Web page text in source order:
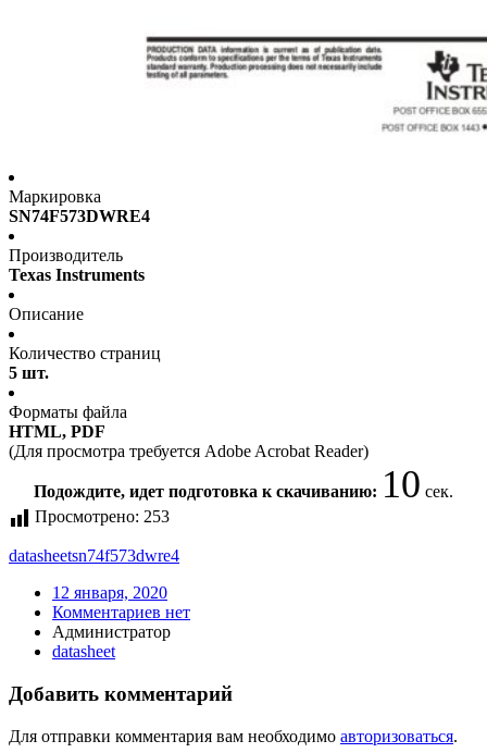
Маркировка
SN74F573DWRE4
Производитель
Texas Instruments
Описание
Количество страниц
5 шт.
Форматы файла
HTML, PDF
(Для просмотра требуется Adobe Acrobat Reader)
Подождите, идет подготовка к скачиванию: 10 сек.
Просмотрено: 253
datasheetsn74f573dwre4
12 января, 2020
Комментариев нет
Администратор
datasheet
Добавить комментарий
Для отправки комментария вам необходимо авторизоваться.